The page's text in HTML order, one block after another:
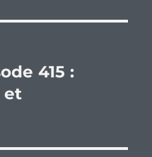
415 :
et